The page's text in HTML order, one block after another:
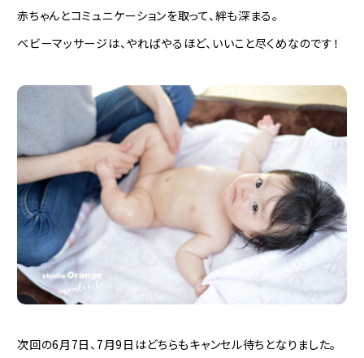
赤ちゃんとコミュニケーションを取って、絆も深まる。
ベビーマッサージは、やればやるほど、いいこと尽くめなのです！
次回の6月7日、7月9日はどちらもキャンセル待ちとなりました。